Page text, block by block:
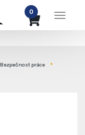
Menu
0
Bezpečnost práce